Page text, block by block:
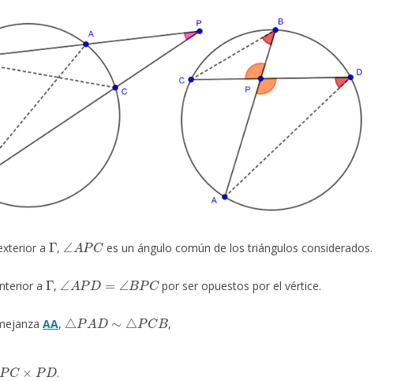
a
Γ
,
∠ A PC
es un ángulo común de los triángulos considerados.
a
Γ
,
∠ A PD= PC
por ser opuestos por el vértice.
AA,
△ PA D∼ C B
,
D
.